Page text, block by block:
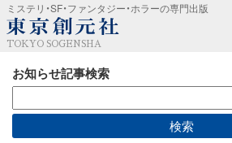
ミステリ・SF・ファンタジー・ホラーの専門出版
TOKYO SOGENSHA
お知らせ記事検索